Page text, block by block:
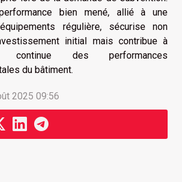
bien mené, allié à une
régulière, sécurise non
initial mais contribue à
continue des performances
du bâtiment.
2025 09:56